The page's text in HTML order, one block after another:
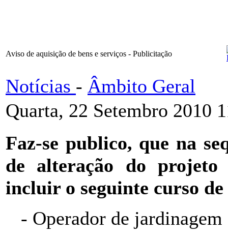
Aviso de aquisição de bens e serviços - Publicitação
Notícias - Âmbito Geral
Quarta, 22 Setembro 2010
Faz-se publico, que na
de alteração do projeto
incluir o seguinte curso
- Operador de jardinagem